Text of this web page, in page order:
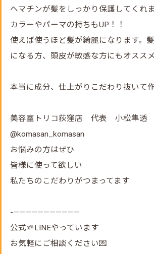
ヘマチンが髪をしっかり保護してくれま
カラーやパーマの持ちもUP！！
使えば使うほど髪が綺麗になります。
になる方、頭皮が敏感な方にもオススメ
本当に成分、仕上がりこだわり抜いて
美容室トリコ荻窪店 代表 小松隼透
@komasan_komasan
お悩みの方はぜひ
皆様に使って欲しい
私たちのこだわりがつまってます
-———————————
公式🌱LINEやっています
お気軽にご相談ください💌